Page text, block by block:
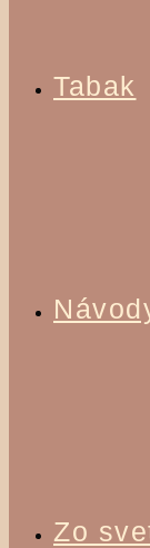
Tabak
Zo